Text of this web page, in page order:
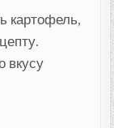
картофель,
вкусу